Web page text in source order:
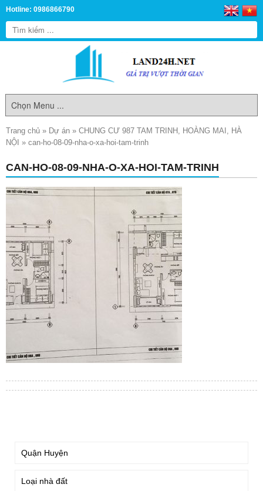
Hotline: 0986866790
Trang chủ » Dự án » CHUNG CƯ 987 TAM TRINH, HOÀNG MAI, HÀ
NỘI » can-ho-08-09-nha-o-xa-hoi-tam-trinh
CAN-HO-08-09-NHA-O-XA-HOI-TAM-TRINH